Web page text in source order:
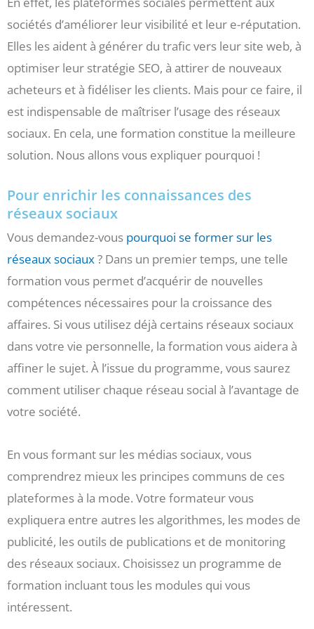
sociétés d’améliorer leur visibilité et leur e-réputation.
Elles les aident à générer du trafic vers leur site web, à
optimiser leur stratégie SEO, à attirer de nouveaux
acheteurs et à fidéliser les clients. Mais pour ce faire, il
est indispensable de maîtriser l’usage des réseaux
sociaux. En cela, une formation constitue la meilleure
solution. Nous allons vous expliquer pourquoi !
Pour enrichir les connaissances des
réseaux sociaux
Vous demandez-vous pourquoi se former sur les
réseaux sociaux? Dans un premier temps, une telle
formation vous permet d’acquérir de nouvelles
compétences nécessaires pour la croissance des
affaires. Si vous utilisez déjà certains réseaux sociaux
dans votre vie personnelle, la formation vous aidera à
affiner le sujet. À l’issue du programme, vous saurez
comment utiliser chaque réseau social à l’avantage de
votre société.
En vous formant sur les médias sociaux, vous
comprendrez mieux les principes communs de ces
plateformes à la mode. Votre formateur vous
expliquera entre autres les algorithmes, les modes de
publicité, les outils de publications et de monitoring
des réseaux sociaux. Choisissez un programme de
formation incluant tous les modules qui vous
intéressent.